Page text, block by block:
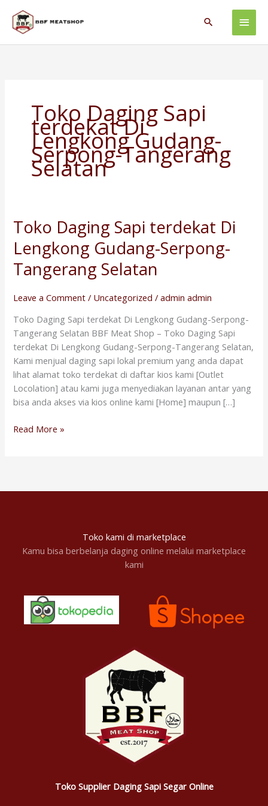
content
Main
Search
Toko Daging Sapi
terdekat Di
Lengkong Gudang-
Serpong-Tangerang
Selatan
Toko Daging Sapi terdekat Di
Lengkong Gudang-Serpong-
Tangerang Selatan
Leave a Comment / Uncategorized /admin admin
Toko Daging Sapi terdekat Di Lengkong Gudang-Serpong-
Tangerang Selatan BBF Meat Shop – Toko Daging Sapi
terdekat Di Lengkong Gudang-Serpong-Tangerang Selatan,
Kami menjual daging sapi lokal premium yang anda dapat
lihat alamat toko terdekat di daftar kios kami [Outlet
Locolation] atau kami juga menyediakan layanan antar yang
bisa anda akses via kios online kami [Home] maupun […]
Toko
Daging
Sapi
terdekat
Di
Serpong-
Tangerang
Selatan
Read More »
Toko kami di marketplace
Kamu bisa berbelanja daging online melalui marketplace
kami
Toko Supplier Daging Sapi Segar Online